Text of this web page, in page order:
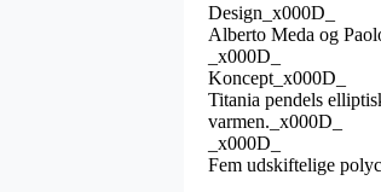
Design_x000D_
Alberto Meda og
_x000D_
Koncept_x000D_
Titania pendels
varmen._x000D_
_x000D_
Fem udskiftelige